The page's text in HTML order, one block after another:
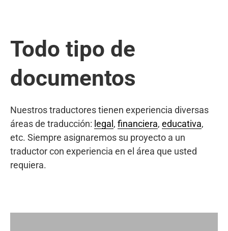
Todo tipo de
documentos
Nuestros traductores tienen experiencia diversas
áreas de traducción: legal , financiera, educativa,
etc. Siempre asignaremos su proyecto a un
traductor con experiencia en el área que usted
requiera.